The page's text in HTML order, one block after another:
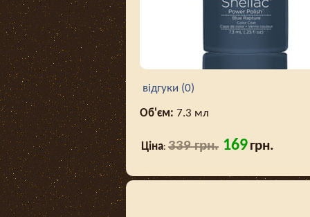
відгуки (0)
Об'єм: 7.3 мл
Ціна: 339 грн. 169грн.